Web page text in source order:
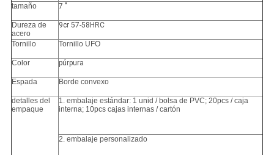
tamaño 7 "
Dureza de
acero
9cr 57-58HRC
Tornillo Tornillo UFO
Color púrpura
Espada Borde convexo
detalles del
empaque
1. embalaje estándar: 1 unid / bolsa de PVC; 20pcs / caja
interna; 10pcs cajas internas / cartón
2. embalaje personalizado